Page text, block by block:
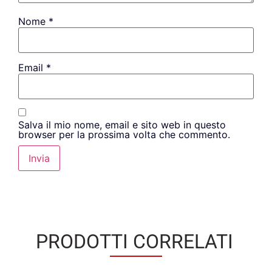
Nome *
Email *
Salva il mio nome, email e sito web in questo
browser per la prossima volta che commento.
PRODOTTI CORRELATI